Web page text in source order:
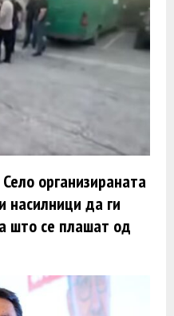
организираната
насилници да ги
што се плашат од